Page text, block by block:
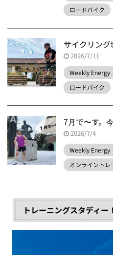
ロードバイク
サイクリン
2026/7/11
Weekly Energy
ロードバイク
7月で〜す。
2026/7/4
Weekly Energy
オンライントレ
トレーニングスタディー！